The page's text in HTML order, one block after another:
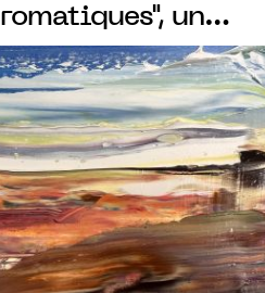
un
à l’huile et
Van Mullem